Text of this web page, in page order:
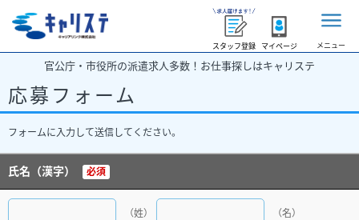
スタッフ登録 マイページ メニュー
官公庁・市役所の派遣求人多数！お仕事探しはキャリステ
応募フォーム
フォームに入力して送信してください。
氏名（漢字） 必須
（姓） （名）